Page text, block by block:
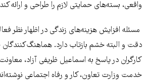
واقعی، بسته‌های حمایتی لازم را طراحی و ارائه
مسئله افزایش هزینه‌های زندگی در اظهار نظر
کارگران در پاسخ به اسماعیل ظریفی آزاد،
خدمت وزارت تعاون، کار و رفاه اجتماعی